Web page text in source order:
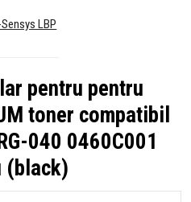
LBP
pentru pentru
toner compatibil
040 0460C001
(black)